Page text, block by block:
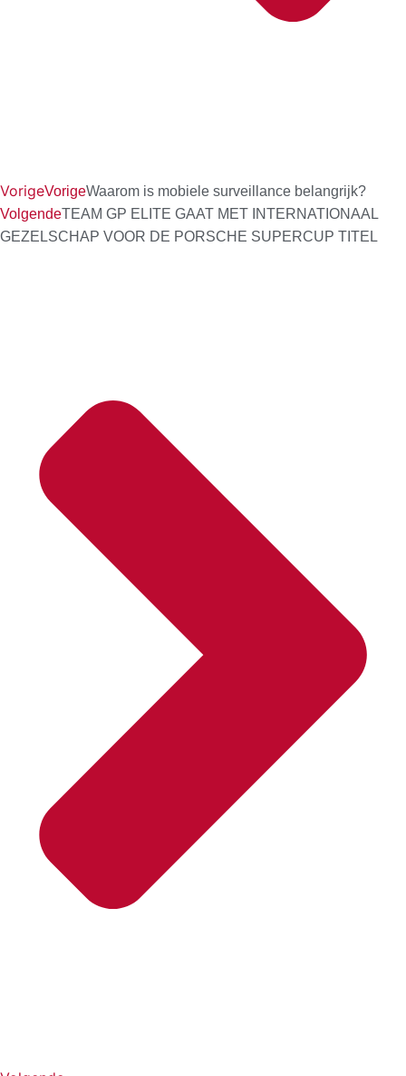
VorigeVorigeWaarom is mobiele surveillance belangrijk?
VolgendeTEAM GP ELITE GAAT MET INTERNATIONAAL
GEZELSCHAP VOOR DE PORSCHE SUPERCUP TITEL